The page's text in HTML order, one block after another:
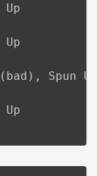
( bad ) , Spun Up